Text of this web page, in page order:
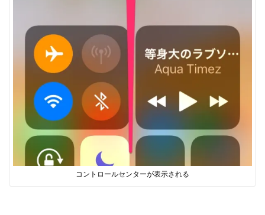
コントロールセンターが表示される